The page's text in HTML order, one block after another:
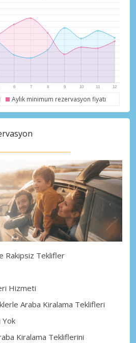
Aylık minimum rezervasyon fiyatı
Rakipsiz Teklifler
Hizmeti
Araba Kiralama Teklifleri
Kiralama Tekliflerini